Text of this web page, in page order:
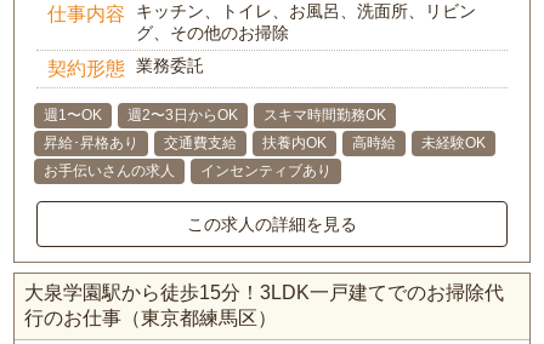
仕事内容
キッチン、トイレ、お風呂、洗面所、リビン
グ、その他のお掃除
契約形態 業務委託
週1〜OK 週2〜3日からOK
スキマ時間勤務OK
昇給･昇格あり
交通費支給 扶養内OK 高時給
未経験OK
お手伝いさんの求人
インセンティブあり
この求人の詳細を見る
大泉学園駅から徒歩15分！3LDK一戸建てでのお掃除代
行のお仕事（東京都練馬区）